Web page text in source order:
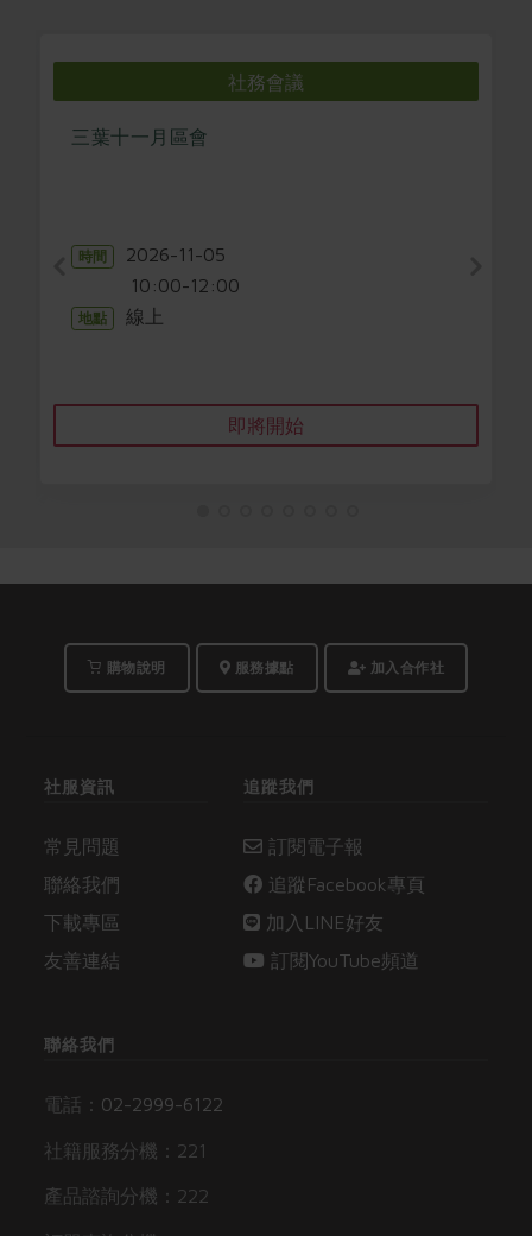
社務會議
三葉十一月區會
時間 2026-11-05
10:00-12:00
地點 線上
即將開始
購物說明 服務據點 加入合作社
社服資訊
常見問題
聯絡我們
下載專區
友善連結
追蹤我們
訂閱電子報
追蹤Facebook專頁
加入LINE好友
訂閱YouTube頻道
聯絡我們
電話： 02-2999-6122
社籍服務分機：221
產品諮詢分機：222